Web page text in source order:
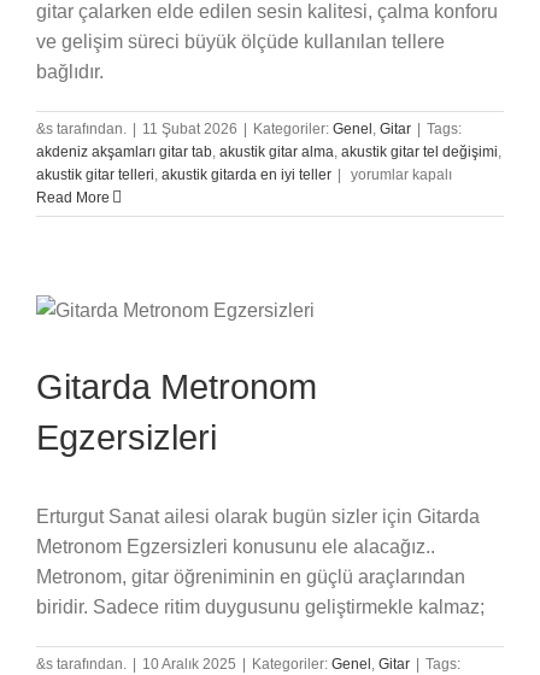
gitar çalarken elde edilen sesin kalitesi, çalma konforu
ve gelişim süreci büyük ölçüde kullanılan tellere
bağlıdır.
&s tarafından. 11 Şubat 2026 Kategoriler: Genel , Gitar
Tags:
akdeniz akşamları gitar tab, akustik gitar alma, akustik gitar tel değişimi,
akustik gitar telleri, akustik gitarda en iyi teller
Akustik
İçin
yorumlar kapalı
Read More
Gitarda Metronom
Egzersizleri
Erturgut Sanat ailesi olarak bugün sizler için Gitarda
Metronom Egzersizleri konusunu ele alacağız..
Metronom, gitar öğreniminin en güçlü araçlarından
biridir. Sadece ritim duygusunu geliştirmekle kalmaz;
&s tarafından. | 10 Aralık 2025 | Kategoriler: Genel Gitar | Tags: